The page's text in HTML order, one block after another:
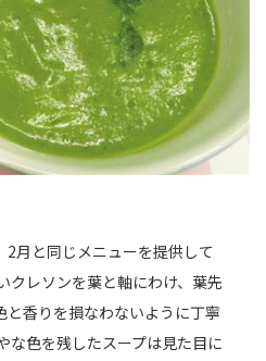
月と同じメニューを提供して
クレソンを葉と軸にわけ、葉先
香りを損なわないように丁寧
な色を残したスープは見た目に